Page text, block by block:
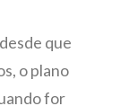
que
o plano
for